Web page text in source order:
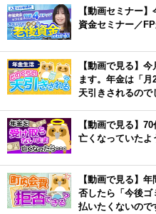
【動画セミナー
資金セミナー／
【動画で見る】
ます。年金は「
天引きされるので
【動画で見る】
亡くなっていたよ
【動画で見る】
否したら「今後ゴ
払いたくないので